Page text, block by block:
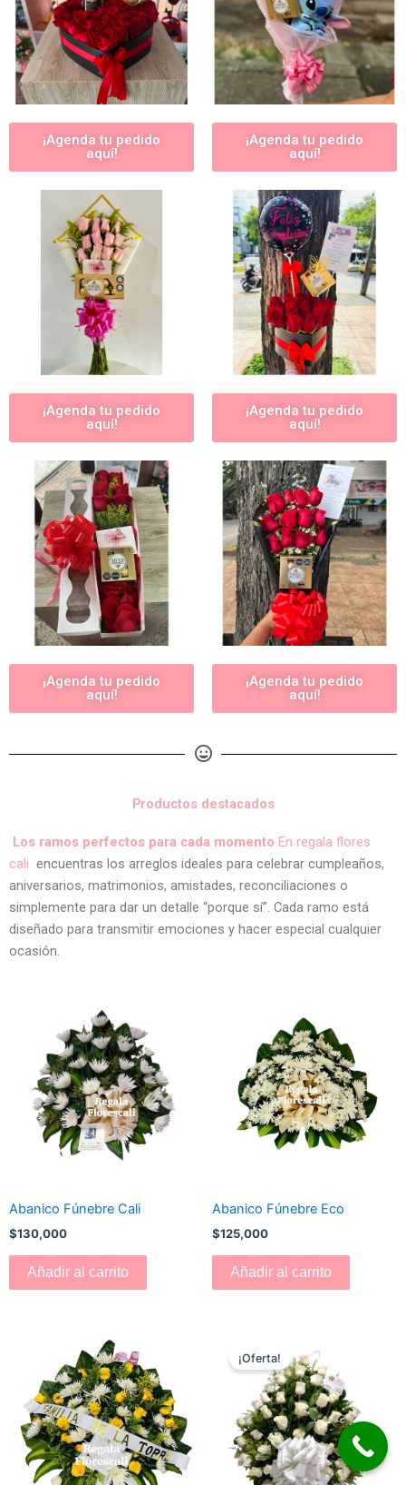
¡Agenda tu pedido
aquí!
¡Agenda tu pedido
aquí!
¡Agenda tu pedido
aquí!
¡Agenda tu pedido
aquí!
¡Agenda tu pedido
aquí!
¡Agenda tu pedido
aquí!
Productos destacados
Los ramos perfectos para cada momento En regala flores
cali encuentras los arreglos ideales para celebrar cumpleaños,
aniversarios, matrimonios, amistades, reconciliaciones o
simplemente para dar un detalle “porque sí”. Cada ramo está
diseñado para transmitir emociones y hacer especial cualquier
ocasión.
Abanico Fúnebre Cali
$130,000
Añadir al carrito
Abanico Fúnebre Eco
$125,000
Añadir al carrito
¡Oferta!precio
original
era:
$180,000.
es:
$170,000.